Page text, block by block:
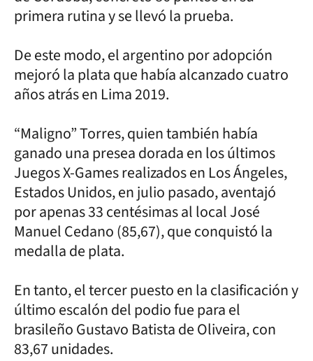
primera rutina y se llevó la prueba.
De este modo, el argentino por adopción
mejoró la plata que había alcanzado cuatro
años atrás en Lima 2019.
“Maligno” Torres, quien también había
ganado una presea dorada en los últimos
Juegos X-Games realizados en Los Ángeles,
Estados Unidos, en julio pasado, aventajó
por apenas 33 centésimas al local José
Manuel Cedano (85,67), que conquistó la
medalla de plata.
En tanto, el tercer puesto en la clasificación y
último escalón del podio fue para el
brasileño Gustavo Batista de Oliveira, con
83,67 unidades.